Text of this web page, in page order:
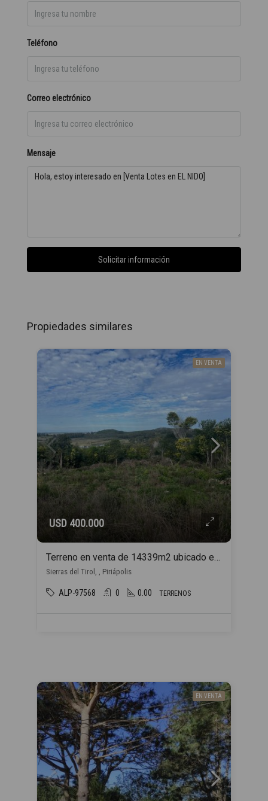
Teléfono
Correo electrónico
Mensaje
Solicitar información
Propiedades similares
EN VENTA
USD 400.000
Terreno en venta de 14339m2 ubicado en Piriápolis
Sierras del Tirol, , Piriápolis
ALP-97568 0 0.00 TERRENOS
EN VENTA